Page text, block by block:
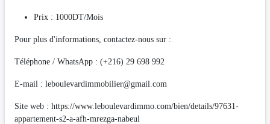
Prix : 1000DT/Mois
Pour plus d'informations, contactez-nous sur :
Téléphone / WhatsApp : (+216) 29 698 992
E-mail : leboulevardimmobilier@gmail.com
Site web : https://www.leboulevardimmo.com/bien/details/97631-
appartement-s2-a-afh-mrezga-nabeul